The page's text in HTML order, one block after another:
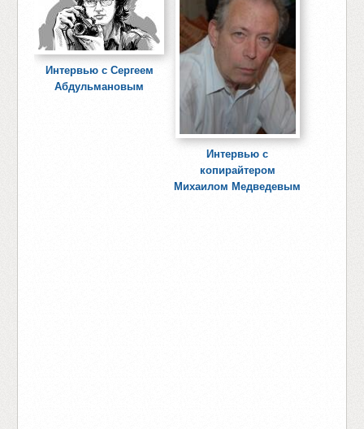
Интервью с Сергеем
Абдульмановым
Интервью с
копирайтером
Михаилом Медведевым